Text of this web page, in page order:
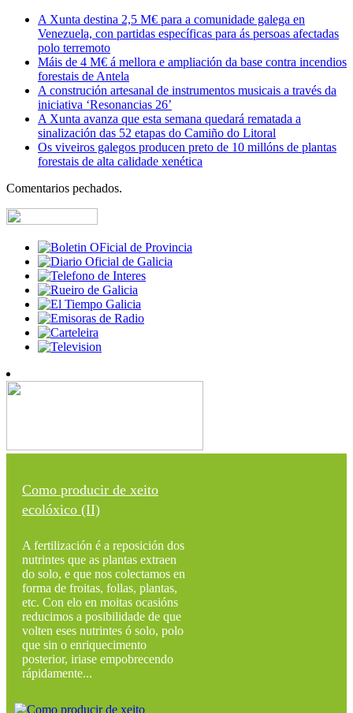
A Xunta destina 2,5 M€ para a comunidade galega en
Venezuela, con partidas específicas para ás persoas afectadas
polo terremoto
Máis de 4 M€ á mellora e ampliación da base contra incendios
forestais de Antela
A construción artesanal de instrumentos musicais a través da
iniciativa ‘Resonancias 26’
A Xunta avanza que esta semana quedará rematada a
sinalización das 52 etapas do Camiño do Litoral
Os viveiros galegos producen preto de 10 millóns de plantas
forestais de alta calidade xenética
Comentarios pechados.
Como producir de xeito
ecolóxico (II)
A fertilización é a reposición dos
nutrintes que as plantas extraen
do solo, e que nos colectamos en
forma de froitas, follas, plantas,
etc. Con elo en moitas ocasións
reducimos a posibilidade de que
volten eses nutrintes ó solo, polo
que sin o enriquecimento
posterior, iriase empobrecendo
rápidamente...